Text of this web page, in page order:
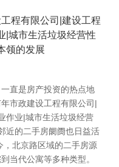
程有限公司|建设工程
|城市生活垃圾经营性
领的发展
直是房产投资的热点地
市政建设工程有限公司|
作业|城市生活垃圾经营
近的二手房阛阓也日益活
，北京路区域的二手房源
当代公寓等多种类型。